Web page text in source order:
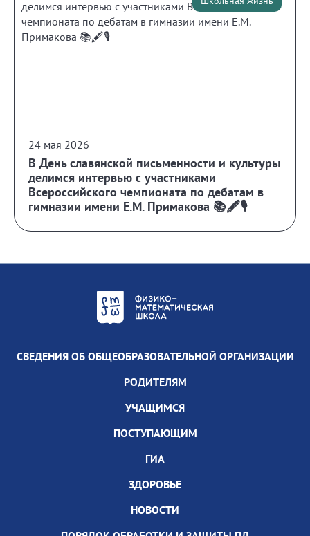
24 мая 2026
В День славянской письменности и культуры
делимся интервью с участниками
Всероссийского чемпионата по дебатам в
гимназии имени Е.М. Примакова 📚🖋️🎙️
СВЕДЕНИЯ ОБ ОБЩЕОБРАЗОВАТЕЛЬНОЙ ОРГАНИЗАЦИИ
РОДИТЕЛЯМ
УЧАЩИМСЯ
ПОСТУПАЮЩИМ
ГИА
ЗДОРОВЬЕ
НОВОСТИ